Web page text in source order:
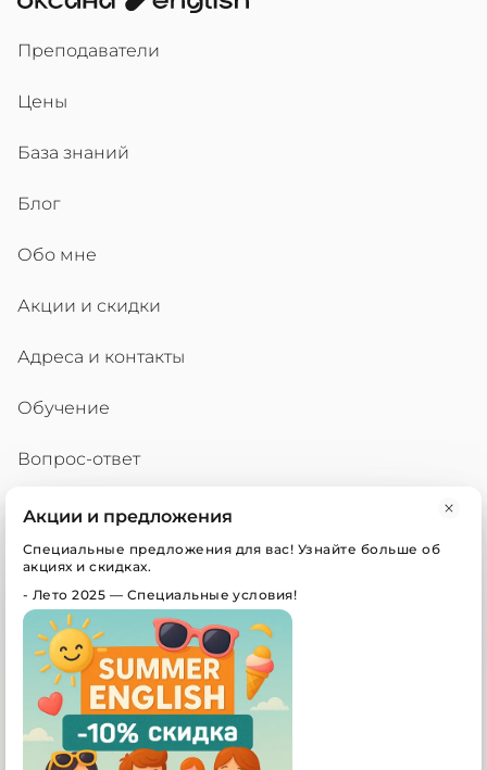
Преподаватели
Цены
База знаний
Блог
Обо мне
Акции и скидки
Адреса и контакты
Обучение
Вопрос-ответ
г. Богородск, ул. Ленина, д.123 (ТЦ Кластер, офис
21)
СП. Новинки, ул. Центральная, д. 6а (Аптека, офис
+7 (950) 625-34-46
englishinbg@gmail.com
Акции и предложения
Специальные предложения для вас! Узнайте больше об
акциях и скидках.
- Лето 2025 — Специальные условия!